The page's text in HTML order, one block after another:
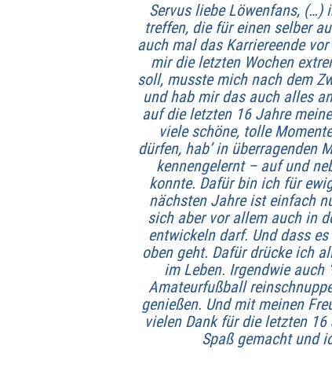
Servus liebe Löwenfans, (…)
treffen, die für einen selber
auch mal das Karriereende
mir die letzten Wochen
soll, musste mich nach dem
und hab mir das auch alles
auf die letzten 16 Jahre
viele schöne, tolle
dürfen, hab’ in überragenden
kennengelernt – auf und
konnte. Dafür bin ich für
nächsten Jahre ist einfach
sich aber vor allem auch in
entwickeln darf. Und dass
oben geht. Dafür drücke ich
im Leben. Irgendwie auch
Amateurfußball
genießen. Und mit meinen
vielen Dank für die letzten
Spaß gemacht und